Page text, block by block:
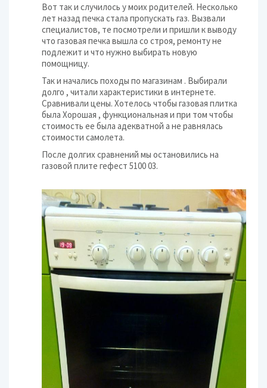
Вот так и случилось у моих родителей. Несколько
лет назад печка стала пропускать газ. Вызвали
специалистов, те посмотрели и пришли к выводу
что газовая печка вышла со строя, ремонту не
подлежит и что нужно выбирать новую
помощницу.
Так и начались походы по магазинам . Выбирали
долго , читали характеристики в интернете.
Сравнивали цены. Хотелось чтобы газовая плитка
была Хорошая , функциональная и при том чтобы
стоимость ее была адекватной а не равнялась
стоимости самолета.
После долгих сравнений мы остановились на
газовой плите гефест 5100 03.